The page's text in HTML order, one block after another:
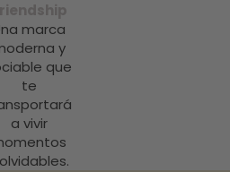
marca
y
que
te
a vivir